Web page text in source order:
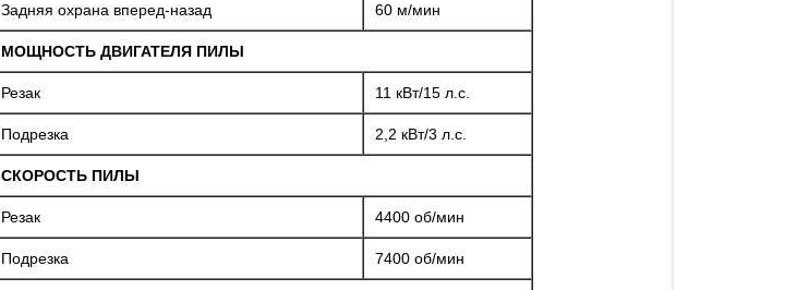
Задняя охрана вперед-назад 60 м/мин
МОЩНОСТЬ ДВИГАТЕЛЯ ПИЛЫ
Резак 11 кВт/15 л.с.
Подрезка 2,2 кВт/3 л.с.
СКОРОСТЬ ПИЛЫ
Резак 4400 об/мин
Подрезка 7400 об/мин